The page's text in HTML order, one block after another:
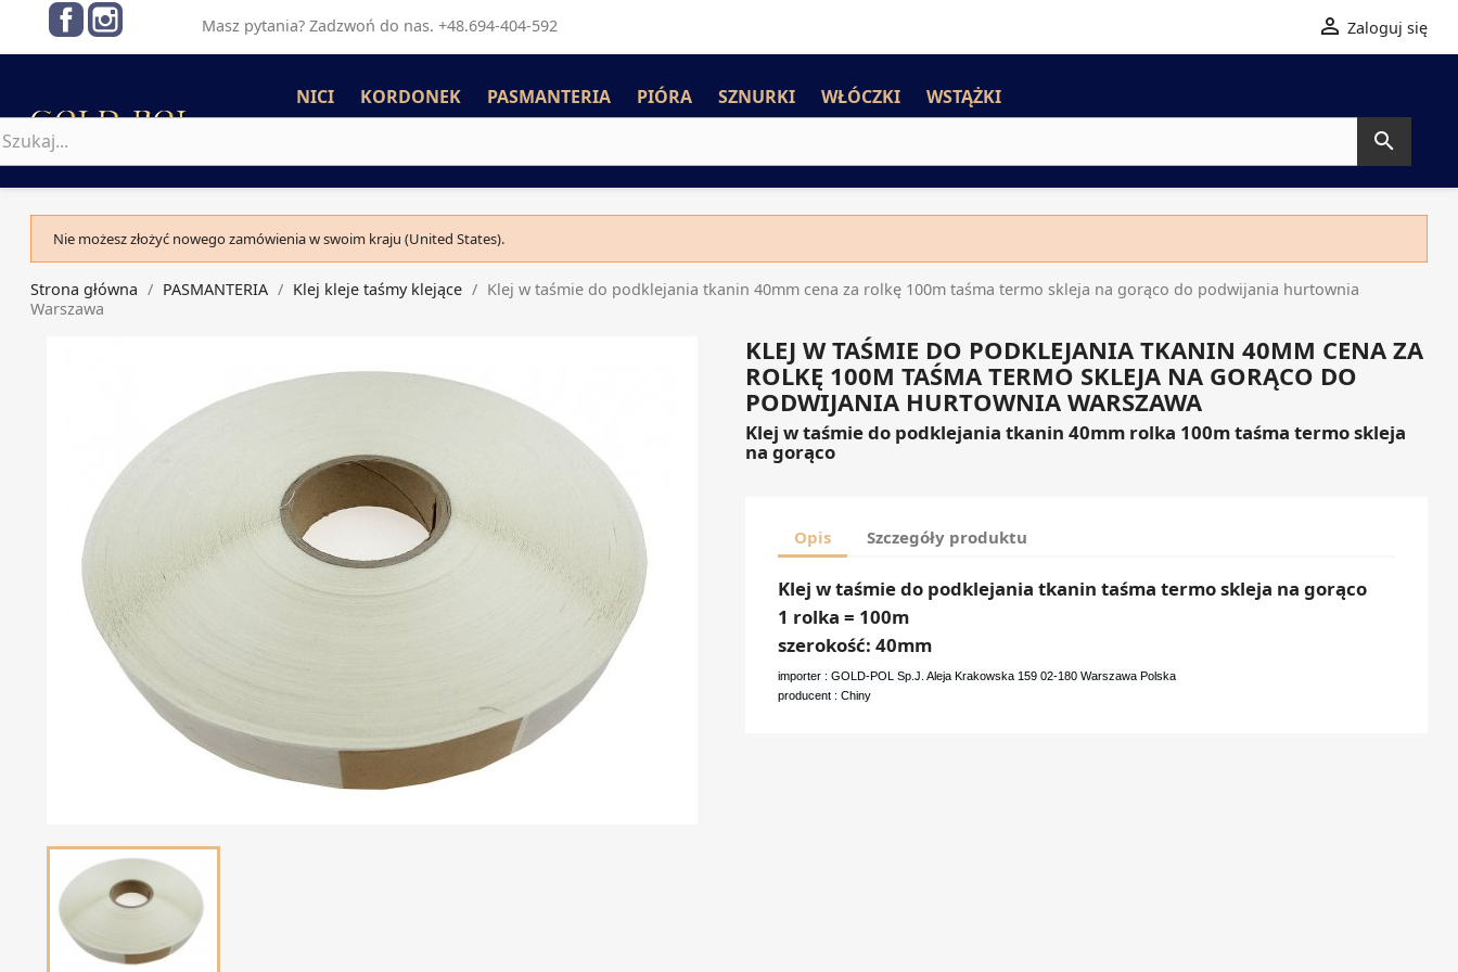
Masz pytania? Zadzwoń do nas. +48.694-404-592
Facebook
 Zaloguj się
NICI KORDONEK PASMANTERIA PIÓRA SZNURKI WŁÓCZKI WSTĄŻKI

Nie możesz złożyć nowego zamówienia w swoim kraju (United States).
Strona główna PASMANTERIA Klej kleje taśmy klejące
Klej w taśmie do podklejania tkanin 40mm cena za rolkę 100m taśma termo skleja na gorąco do podwijania hurtownia
Warszawa
KLEJ W TAŚMIE DO PODKLEJANIA TKANIN 40MM CENA ZA
ROLKĘ 100M TAŚMA TERMO SKLEJA NA GORĄCO DO
PODWIJANIA HURTOWNIA WARSZAWA
Klej w taśmie do podklejania tkanin 40mm rolka 100m taśma termo skleja
na gorąco
Opis Szczegóły produktu
Klej w taśmie do podklejania tkanin taśma termo skleja na gorąco
1 rolka = 100m
szerokość: 40mm
importer : GOLD-POL Sp.J. Aleja Krakowska 159 02-180 Warszawa Polska
producent : Chiny